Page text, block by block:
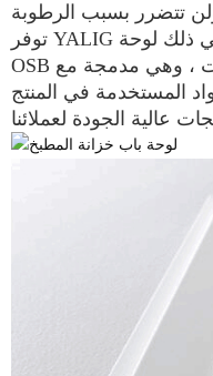
توفر YALIG خيارات خشبية للوحة الباب بما في ذلك لوحة
OSB والخشب الرقائقي والجسيمات ، وهي مدمجة مع
المستخدمة في المنتج